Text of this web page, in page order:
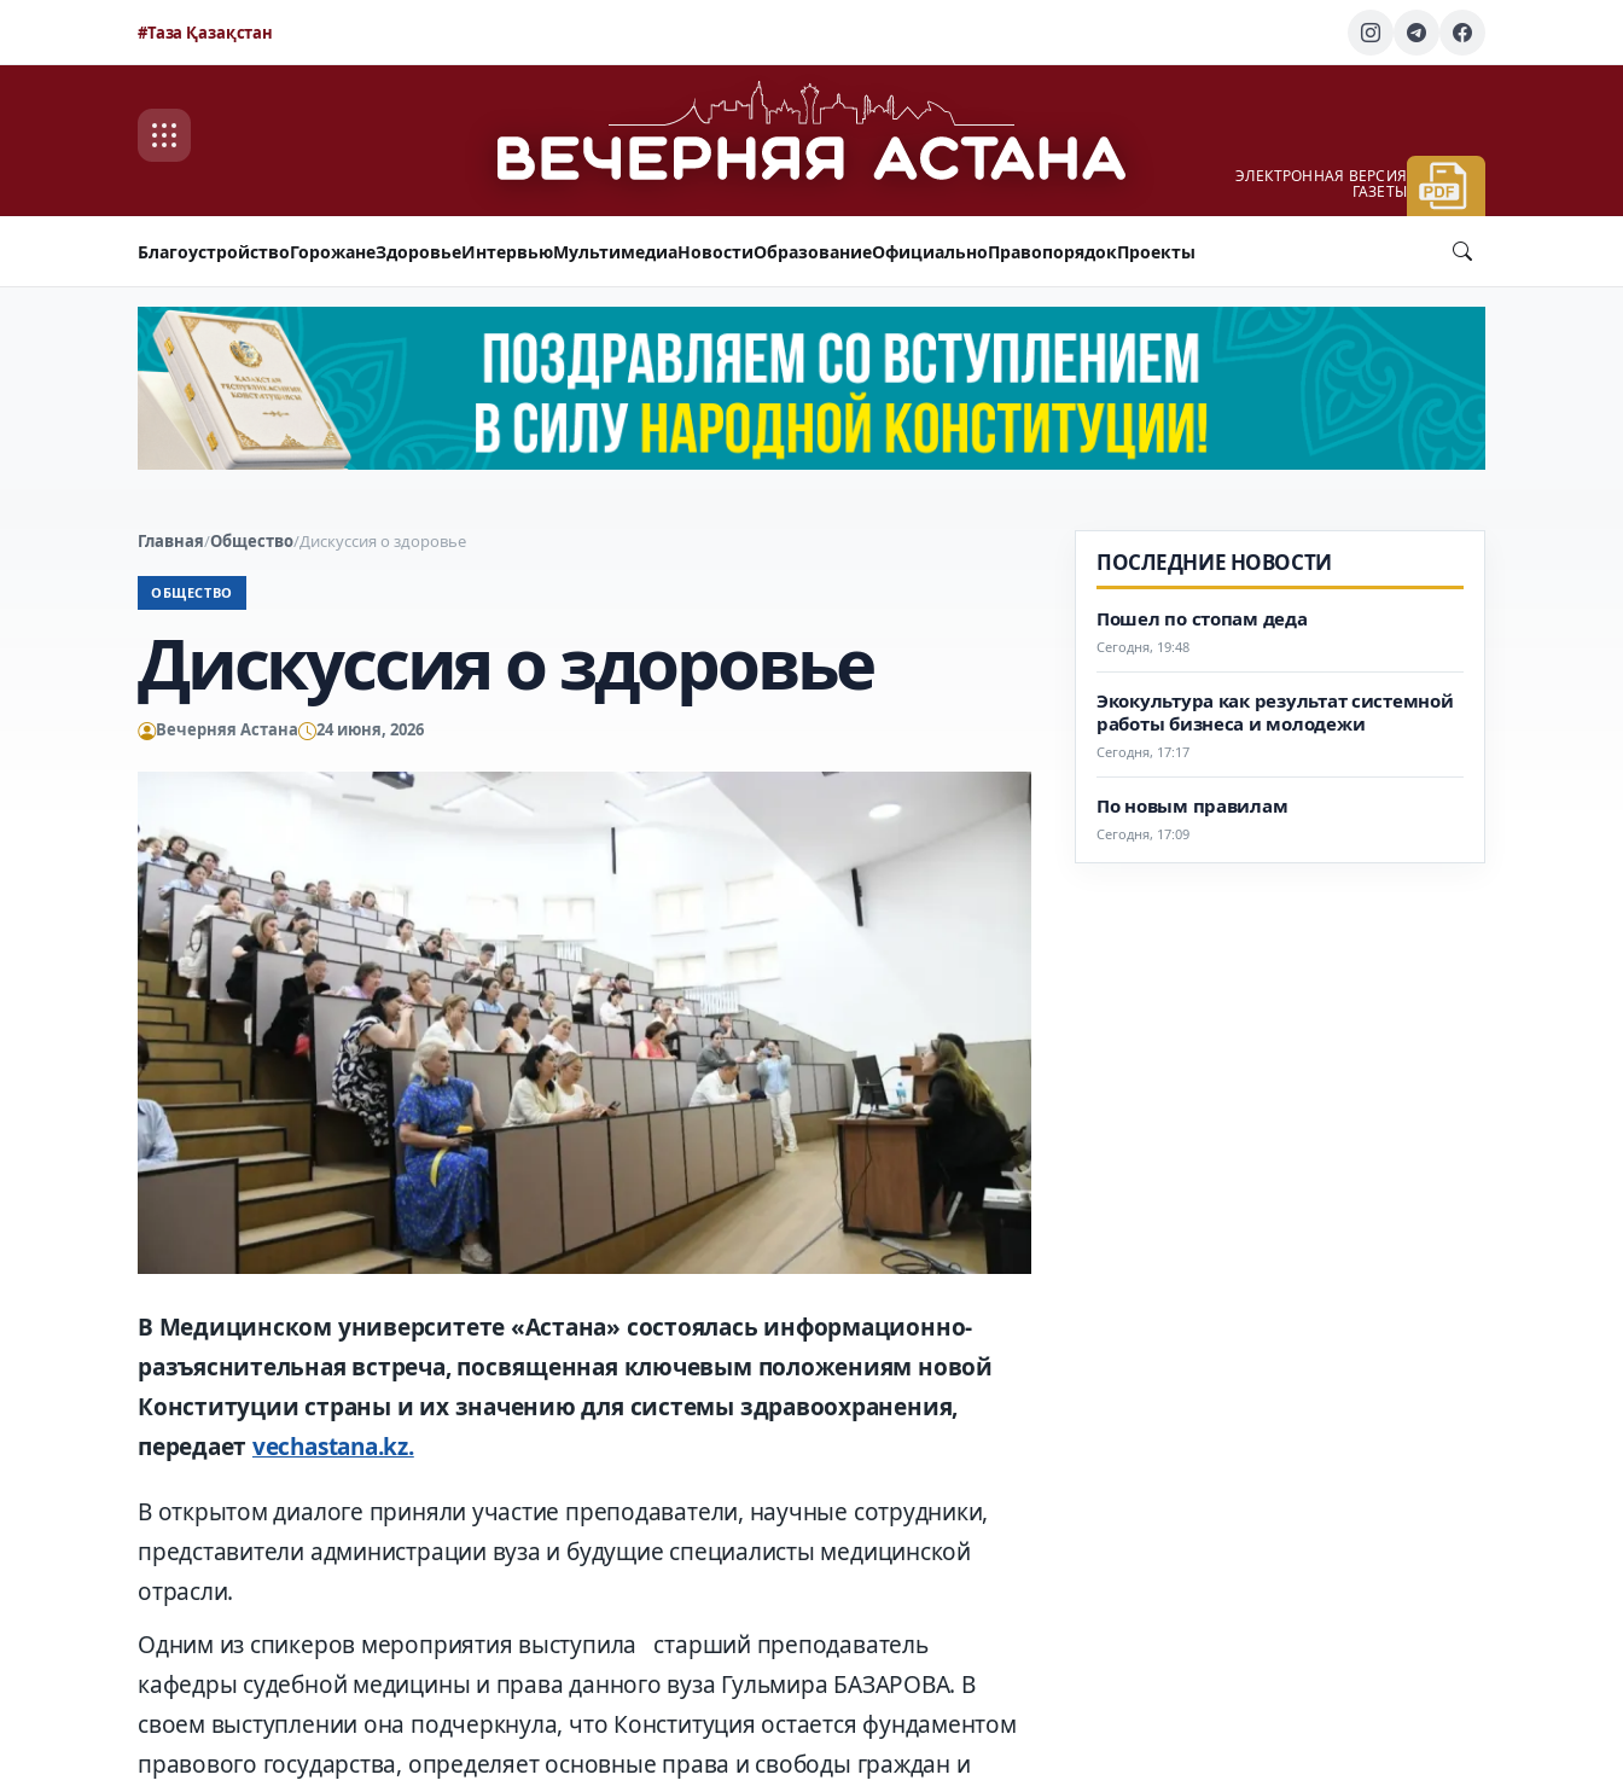
#Таза Қазақстан
ЭЛЕКТРОННАЯ ВЕРСИЯ
ГАЗЕТЫ
БлагоустройствоГорожанеЗдоровьеИнтервьюМультимедиаНовостиОбразованиеОфициальноПравопорядокПроекты
Главная/Общество/Дискуссия о здоровье
ОБЩЕСТВО
Дискуссия о здоровье
Вечерняя Астана 24 июня, 2026
В Медицинском университете «Астана» состоялась информационно-
разъяснительная встреча, посвященная ключевым положениям новой
Конституции страны и их значению для системы здравоохранения,
передает vechastana.kz.
В открытом диалоге приняли участие преподаватели, научные сотрудники,
представители администрации вуза и будущие специалисты медицинской
отрасли.
Одним из спикеров мероприятия выступила старший преподаватель
кафедры судебной медицины и права данного вуза Гульмира БАЗАРОВА. В
своем выступлении она подчеркнула, что Конституция остается фундаментом
правового государства, определяет основные права и свободы граждан и
ПОСЛЕДНИЕ НОВОСТИ
Пошел по стопам деда
Сегодня, 19:48
Экокультура как результат системной
работы бизнеса и молодежи
Сегодня, 17:17
По новым правилам
Сегодня, 17:09